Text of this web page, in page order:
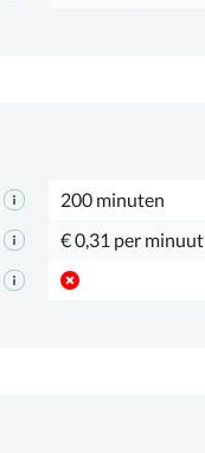
200 minuten
€ 0,31 per minuut